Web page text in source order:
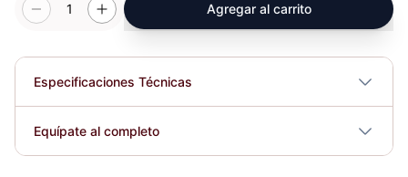
1 Agregar al carrito
Especificaciones Técnicas
Plegable No
Equípate al completo